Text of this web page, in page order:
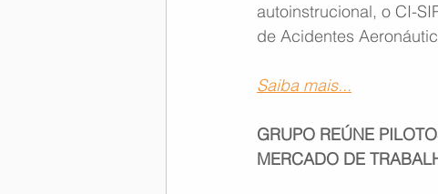
autoinstrucional, o CI-
de Acidentes
Saiba mais...
GRUPO REÚNE
MERCADO DE